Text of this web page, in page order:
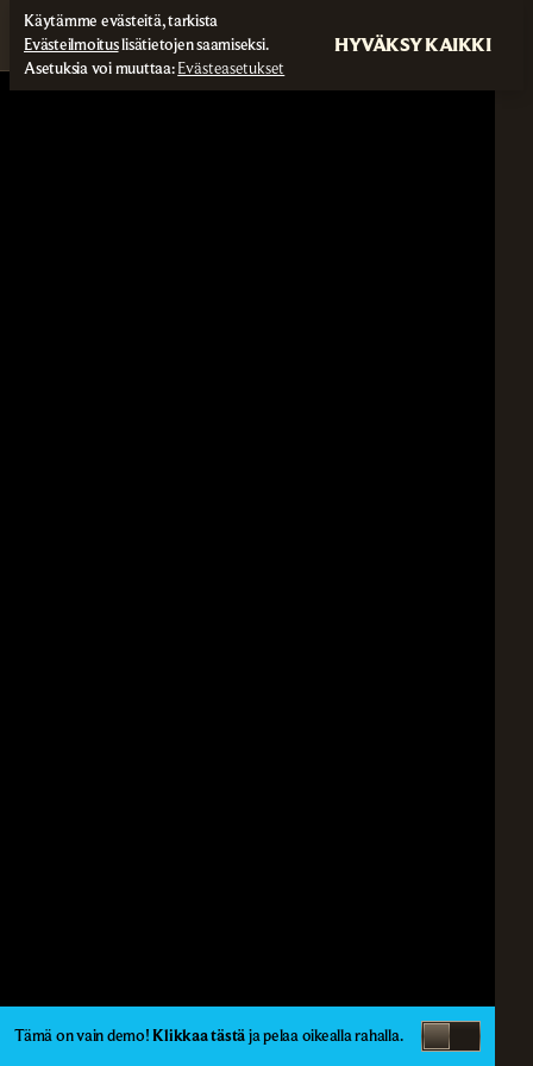
Tämä on vain demo! Klikkaa tästäja pelaa oikealla rahalla.
Käytämme evästeitä, tarkista
Evästeilmoituslisätietojen saamiseksi.
Asetuksia voi muuttaa:Evästeasetukset
HYVÄKSY KAIKKI